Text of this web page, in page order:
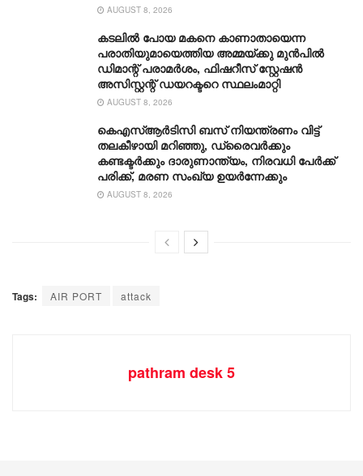
AUGUST 8, 2026
കടലിൽ പോയ മകനെ കാണാതായെന്ന
പരാതിയുമായെത്തിയ അമ്മയ്ക്കു മുൻപിൽ
ഡിമാന്റ് പരാമർശം, ഫിഷറീസ് സ്റ്റേഷൻ
അസിസ്റ്റന്റ് ഡയറക്ടറെ സ്ഥലംമാറ്റി
AUGUST 8, 2026
കെഎസ്ആര്‍ടിസി ബസ് നിയന്ത്രണം വിട്ട്
തലകീഴായി മറിഞ്ഞു, ഡ്രൈവര്‍ക്കും
കണ്ടക്ടര്‍ക്കും ദാരുണാന്ത്യം, നിരവധി പേര്‍ക്ക്
പരിക്ക്, മരണ സംഖ്യ ഉയര്‍ന്നേക്കും
AUGUST 8, 2026
Tags: AIR PORT attack
pathram desk 5